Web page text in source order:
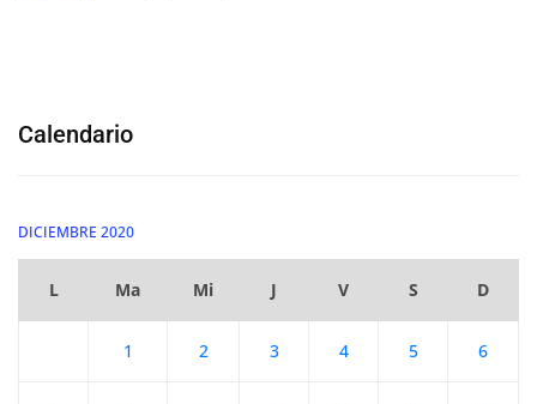
Calendario
DICIEMBRE 2020
L Ma Mi J V S D
1 2 3 4 5 6